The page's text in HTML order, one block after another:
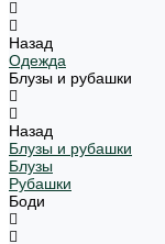
Назад
Одежда
Блузы и рубашки
Назад
Блузы и рубашки
Блузы
Рубашки
Боди